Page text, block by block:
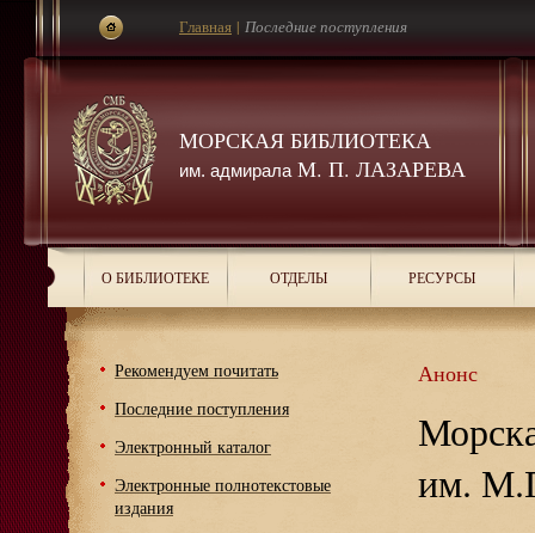
МОРСКАЯ БИБЛИОТЕКА
им. адмиралаМ. П. ЛАЗАРЕВА
Главная | Последние поступления
О БИБЛИОТЕКЕ ОТДЕЛЫ РЕСУРСЫ
Рекомендуем почитать
Последние поступления
Электронный каталог
Электронные полнотекстовые
издания
Анонс
им.